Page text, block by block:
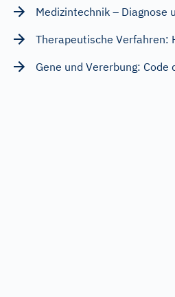
Medizintechnik – Diagnose
Therapeutische Verfahren:
Gene und Vererbung: Code